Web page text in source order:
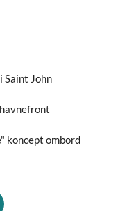
Saint John
koncept ombord